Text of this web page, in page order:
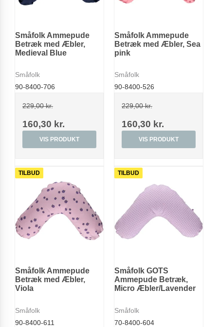
Småfolk Ammepude
Betræk med Æbler,
Medieval Blue
Småfolk
90-8400-706
229,00 kr.
160,30 kr.
VIS PRODUKT
Småfolk Ammepude
Betræk med Æbler, Sea
pink
Småfolk
90-8400-526
229,00 kr.
160,30 kr.
VIS PRODUKT
TILBUD
Småfolk Ammepude
Betræk med Æbler,
Viola
Småfolk
90-8400-611
TILBUD
Småfolk GOTS
Ammepude Betræk,
Micro Æbler/Lavender
Småfolk
70-8400-604